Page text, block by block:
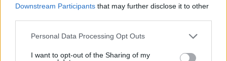
Downstream Participants that may further disclose it to other
Please note that this website/app uses one or more Google
not limited to your visit or usage behaviour. You may click to
Personal Data Processing Opt Outs
I want to opt-out of the Sharing of my
12.05.2026, 15:05